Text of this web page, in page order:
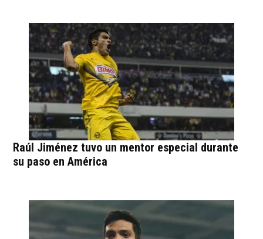
Raúl Jiménez tuvo un mentor especial durante
su paso en América